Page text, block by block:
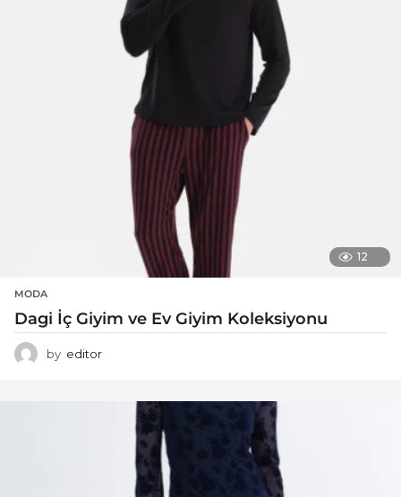
12
MODA
Dagi İç Giyim ve Ev Giyim Koleksiyonu
by editor